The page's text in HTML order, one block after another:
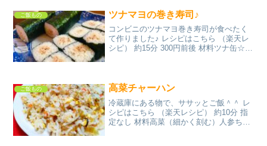
ご飯もの ツナマヨの巻き寿司♪
コンビニのツナマヨ巻き寿司が食べたく
て作りました♪ レシピはこちら （楽天レ
シピ） 約15分 300円前後 材料ツナ缶☆マ
ご飯もの 高菜チャーハン
冷蔵庫にある物で、ササッとご飯＾＾ レ
シピはこちら （楽天レシピ） 約10分 指
定なし 材料高菜（細かく刻む）人参ちく